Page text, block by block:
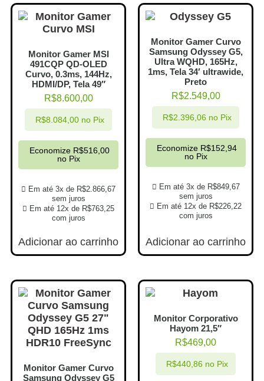
Monitor Gamer MSI
491CQP QD-OLED
Curvo, 0.3ms, 144Hz,
HDMI/DP, Tela 49″
R$8.600,00
Em até 3x de R$2.866,67
sem juros
Em até 12x de R$763,25
com juros
R$8.084,00 no Pix
Economize R$516,00
no Pix
Adicionar ao carrinho
Monitor Gamer Curvo
Samsung Odyssey G5,
Ultra WQHD, 165Hz,
1ms, Tela 34′ ultrawide,
Preto
R$2.549,00
Em até 3x de R$849,67
sem juros
Em até 12x de R$226,22
com juros
R$2.396,06 no Pix
Economize R$152,94
no Pix
Adicionar ao carrinho
Monitor Gamer Curvo
Samsung Odyssey G5
Monitor Corporativo
Hayom 21,5″
R$469,00
R$440,86 no Pix